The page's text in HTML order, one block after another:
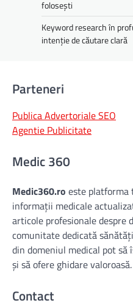
folosești
Keyword research în
intenție de căutare clară
Parteneri
Publica Advertoriale SEO
Agentie Publicitate
Medic 360
Medic360.ro este platforma
informații medicale
articole profesionale despre
comunitate dedicată
din domeniul medical pot
și să ofere ghidare valoroasă.
Contact